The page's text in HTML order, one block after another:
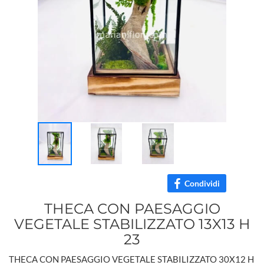
Condividi
THECA CON PAESAGGIO
VEGETALE STABILIZZATO 13X13 H
23
THECA CON PAESAGGIO VEGETALE STABILIZZATO 30X12 H